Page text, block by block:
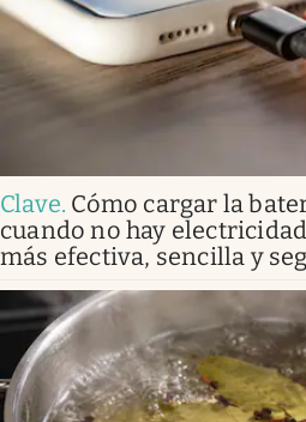
Clave. Cómo cargar la
cuando no hay
más efectiva, sencilla y